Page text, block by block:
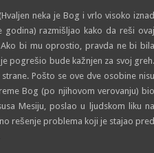
neka je Bog i vrlo visoko iznad
razmišljao kako da reši ovaj
bi mu oprostio, pravda ne bi bila
pogrešio bude kažnjen za svoj greh.
Pošto se ove dve osobine nisu
Bog (po njihovom verovanju) bio
Mesiju, poslao u ljudskom liku na
rešenje problema koji je stajao pred